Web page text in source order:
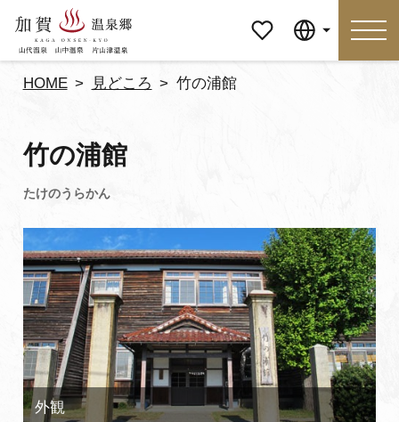
ージ
特集
見どころ 食べる
おみやげ イベント
泊まる アクセス
マイページ
HOME 見どころ 竹の浦館
竹の浦館